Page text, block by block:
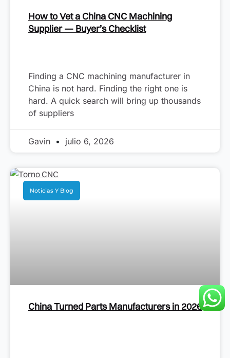
How to Vet a China CNC Machining
Supplier — Buyer’s Checklist
Finding a CNC machining manufacturer in
China is not hard. Finding the right one is
hard. A quick search will bring up thousands
of suppliers
Gavin julio 6, 2026
Noticias Y Blog
China Turned Parts Manufacturers in 2026